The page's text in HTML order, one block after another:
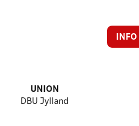
INFO
UNION
DBU Jylland